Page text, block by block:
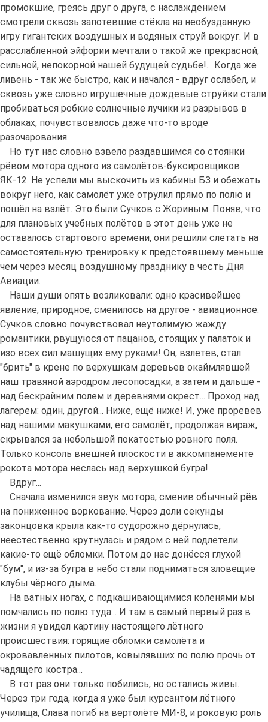
промокшие, греясь друг о друга, с наслаждением
смотрели сквозь запотевшие стёкла на необузданную
игру гигантских воздушных и водяных струй вокруг. И в
расслабленной эйфории мечтали о такой же прекрасной,
сильной, непокорной нашей будущей судьбе!... Когда же
ливень - так же быстро, как и начался - вдруг ослабел, и
сквозь уже словно игрушечные дождевые струйки стали
пробиваться робкие солнечные лучики из разрывов в
облаках, почувствовалось даже что-то вроде
разочарования.
Но тут нас словно взвело раздавшимся со стоянки
рёвом мотора одного из самолётов-буксировщиков
ЯК-12. Не успели мы выскочить из кабины БЗ и обежать
вокруг него, как самолёт уже отрулил прямо по полю и
пошёл на взлёт. Это были Сучков с Жориным. Поняв, что
для плановых учебных полётов в этот день уже не
оставалось стартового времени, они решили слетать на
самостоятельную тренировку к предстоявшему меньше
чем через месяц воздушному празднику в честь Дня
Авиации.
Наши души опять возликовали: одно красивейшее
явление, природное, сменилось на другое - авиационное.
Сучков словно почувствовал неутолимую жажду
романтики, рвущуюся от пацанов, стоящих у палаток и
изо всех сил машущих ему руками! Он, взлетев, стал
"брить" в крене по верхушкам деревьев окаймлявшей
наш травяной аэродром лесопосадки, а затем и дальше -
над бескрайним полем и деревнями окрест... Проход над
лагерем: один, другой... Ниже, ещё ниже! И, уже проревев
над нашими макушками, его самолёт, продолжая вираж,
скрывался за небольшой покатостью ровного поля.
Только консоль внешней плоскости в аккомпанементе
рокота мотора неслась над верхушкой бугра!
Вдруг...
Сначала изменился звук мотора, сменив обычный рёв
на пониженное воркование. Через доли секунды
законцовка крыла как-то судорожно дёрнулась,
неестественно крутнулась и рядом с ней подлетели
какие-то ещё обломки. Потом до нас донёсся глухой
"бум", и из-за бугра в небо стали подниматься зловещие
клубы чёрного дыма.
На ватных ногах, с подкашивающимися коленями мы
помчались по полю туда... И там в самый первый раз в
жизни я увидел картину настоящего лётного
происшествия: горящие обломки самолёта и
окровавленных пилотов, ковылявших по полю прочь от
чадящего костра...
В тот раз они только побились, но остались живы.
Через три года, когда я уже был курсантом лётного
училища, Слава погиб на вертолёте МИ-8, и роковую роль